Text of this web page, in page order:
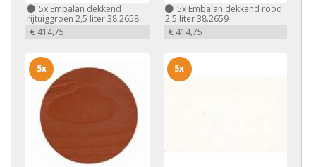
5x Embalan dekkend
rijtuiggroen 2,5 liter 38.2658
+€ 414,75
5xEmbalan dekkend rood
2,5 liter 38.2659
+€ 414,75
5x 5x